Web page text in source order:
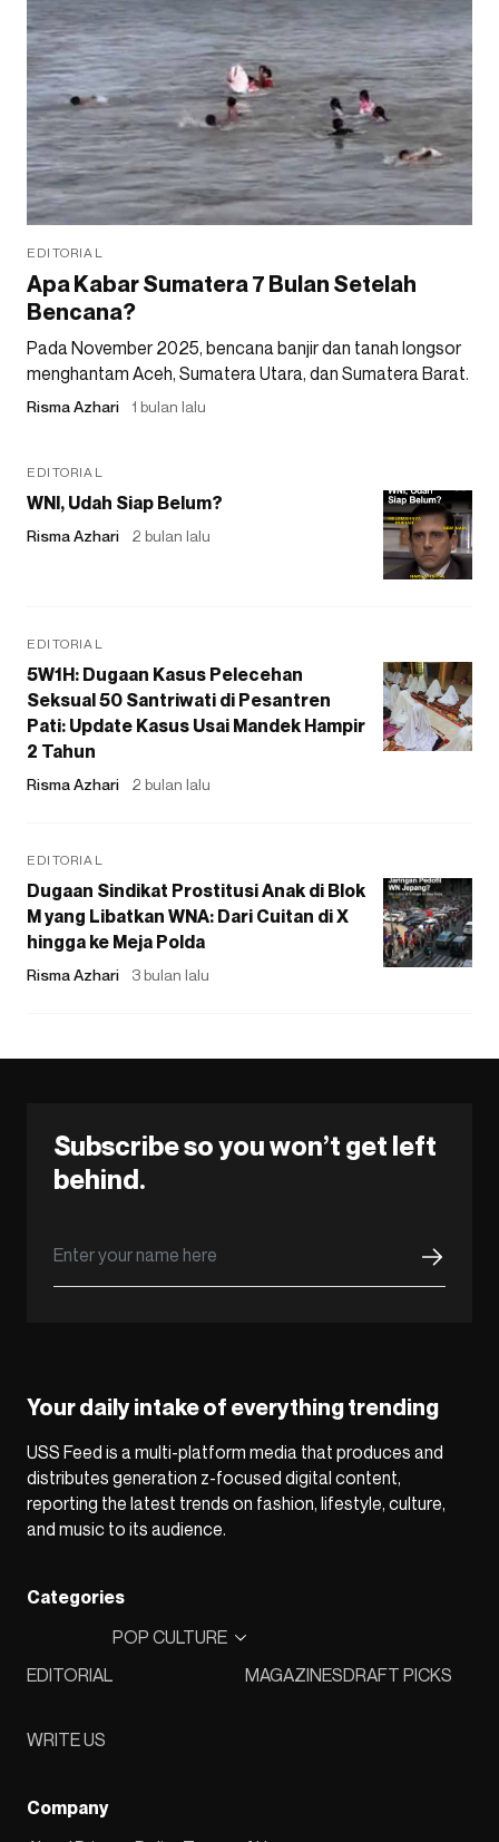
EDITORIAL
Apa Kabar Sumatera 7 Bulan Setelah
Bencana?
Pada November 2025, bencana banjir dan tanah longsor
menghantam Aceh, Sumatera Utara, dan Sumatera Barat.
Risma Azhari 1 bulan lalu
EDITORIAL
WNI, Udah Siap Belum?
Risma Azhari 2 bulan lalu
EDITORIAL
5W1H: Dugaan Kasus Pelecehan
Seksual 50 Santriwati di Pesantren
Pati: Update Kasus Usai Mandek Hampir
2 Tahun
Risma Azhari 2 bulan lalu
EDITORIAL
Dugaan Sindikat Prostitusi Anak di Blok
M yang Libatkan WNA: Dari Cuitan di X
hingga ke Meja Polda
Risma Azhari 3 bulan lalu
Subscribe so you won’t get left
behind.
Your daily intake of everything trending
USS Feed is a multi-platform media that produces and
distributes generation z-focused digital content,
reporting the latest trends on fashion, lifestyle, culture,
and music to its audience.
Categories
EDITORIAL
POP CULTURE
MAGAZINESDRAFT PICKS
WRITE US
Company